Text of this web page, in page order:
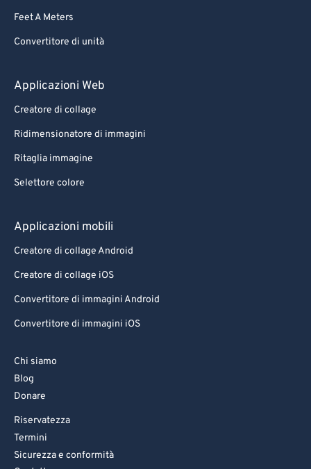
Feet A Meters
Convertitore di unità
Applicazioni Web
Creatore di collage
Ridimensionatore di immagini
Ritaglia immagine
Selettore colore
Applicazioni mobili
Creatore di collage Android
Creatore di collage iOS
Convertitore di immagini Android
Convertitore di immagini iOS
Chi siamo
Blog
Donare
Riservatezza
Termini
Sicurezza e conformità